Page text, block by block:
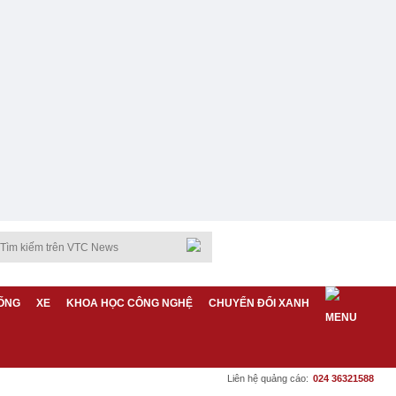
XE KHOA HỌC CÔNG NGHỆ CHUYỂN ĐỔI XANH
Liên hệ quảng cáo: 024 36321588